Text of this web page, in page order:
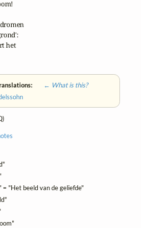
het
← What is this?
= "Het beeld van de geliefde"